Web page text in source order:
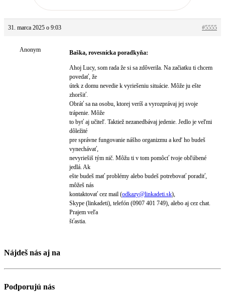
31. marca 2025 o 9:03 #5555
Anonym Baška, rovesnícka poradkyňa:
Ahoj Lucy, som rada že si sa zdôverila. Na začiatku ti chcem
povedať, že
útek z domu nevedie k vyriešeniu situácie. Môže ju ešte
zhoršiť.
Obráť sa na osobu, ktorej veríš a vyrozprávaj jej svoje
trápenie. Môže
to byť aj učiteľ. Taktiež nezanedbávaj jedenie. Jedlo je veľmi
dôležité
pre správne fungovanie nášho organizmu a keď ho budeš
vynechávať,
nevyriešiš tým nič. Môžu ti v tom pomôcť tvoje obľúbené
jedlá. Ak
ešte budeš mať problémy alebo budeš potrebovať poradiť,
môžeš nás
kontaktovať cez mail (odkazy@linkadeti.sk),
Skype (linkadeti), telefón (0907 401 749), alebo aj cez chat.
Prajem veľa
šťastia.
Nájdeš nás aj na
Podporujú nás